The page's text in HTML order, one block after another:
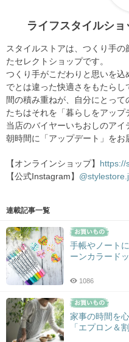
ライフスタイルショ
スタイルストアは、つくり手
たセレクトショップです。
つくり手がこだわりと思いを込
でとは違った快適さをもたら
間の積み重ねが、自分にとっ
たちはそれを「暮らしをアップ
当店のバイヤーいちおしのア
朝時間に「アップデート」をお
【オンラインショップ】
https://
【公式Instagram】
連載記事一覧
手帳やノート
ーンカラード
1086
家事の時間を
「エプロン＆